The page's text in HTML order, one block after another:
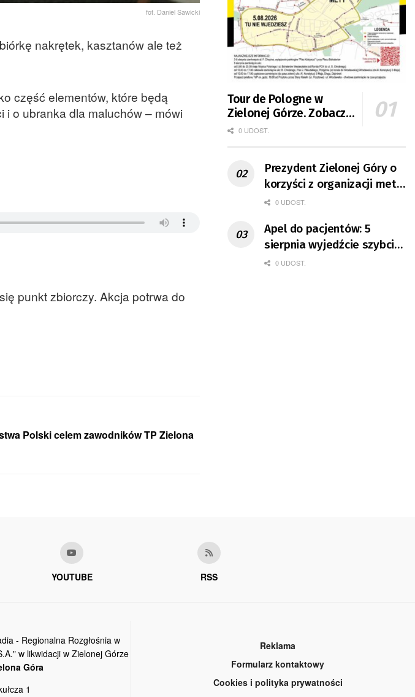
fot. Daniel Sawicki
nakrętek, kasztanów ale też
część elementów, które będą
i o ubranka dla maluchów – mówi
punkt zbiorczy. Akcja potrwa do
Polski celem zawodników TP Zielona
Tour de Pologne w
Zielonej Górze. Zobacz
zmiany w organizacji
0 UDOST.
Prezydent Zielonej Góry o
korzyści z organizacji mety
Tour de Pologne
0 UDOST.
Apel do pacjentów: 5
sierpnia wyjedźcie szybciej
z domów
0 UDOST.
YOUTUBE RSS
- Regionalna Rozgłośnia w
w likwidacji w Zielonej Górze
Góra
1
Reklama
Formularz kontaktowy
Cookies i polityka prywatności